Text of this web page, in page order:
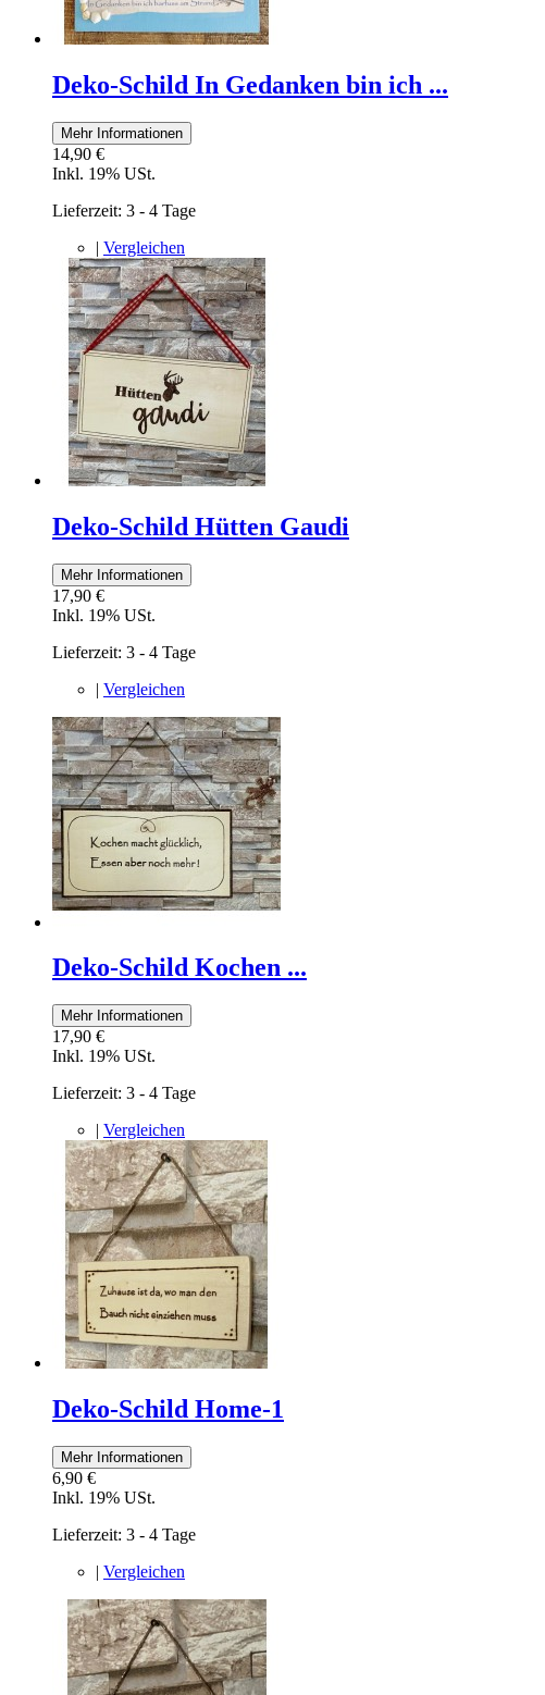
Deko-Schild In Gedanken bin ich ...
Mehr Informationen
14,90 €
Inkl. 19% USt.
Lieferzeit: 3 - 4 Tage
| Vergleichen
Deko-Schild Hütten Gaudi
Mehr Informationen
17,90 €
Inkl. 19% USt.
Lieferzeit: 3 - 4 Tage
| Vergleichen
Deko-Schild Kochen ...
Mehr Informationen
17,90 €
Inkl. 19% USt.
Lieferzeit: 3 - 4 Tage
| Vergleichen
Deko-Schild Home-1
Mehr Informationen
6,90 €
Inkl. 19% USt.
Lieferzeit: 3 - 4 Tage
| Vergleichen